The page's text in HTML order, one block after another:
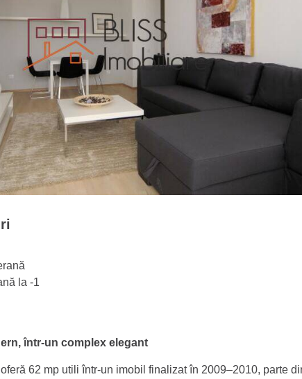
la -1
într-un complex elegant
62 mp utili într-un imobil finalizat în 2009–2010, parte